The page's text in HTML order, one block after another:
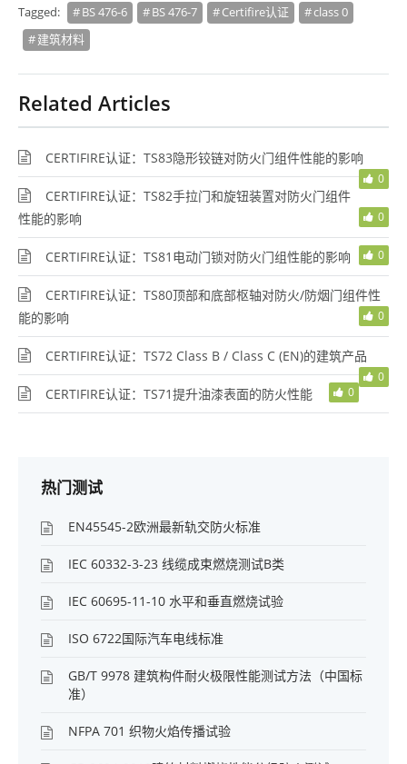
Tagged: BS 476-6 BS 476-7 Certifire认证
class 0
建筑材料
Related Articles
CERTIFIRE认证：TS83隐形铰链对防火门组件性能的影响
0
CERTIFIRE认证：TS82手拉门和旋钮装置对防火门组件
性能的影响
0
CERTIFIRE认证：TS81电动门锁对防火门组性能的影响 0
CERTIFIRE认证：TS80顶部和底部枢轴对防火/防烟门组件性
能的影响
0
CERTIFIRE认证：TS72 Class B / Class C (EN)的建筑产品
0
CERTIFIRE认证：TS71提升油漆表面的防火性能 0
热门测试
EN45545-2欧洲最新轨交防火标准
IEC 60332-3-23 线缆成束燃烧测试B类
IEC 60695-11-10 水平和垂直燃烧试验
ISO 6722国际汽车电线标准
GB/T 9978 建筑构件耐火极限性能测试方法（中国标
准）
NFPA 701 织物火焰传播试验